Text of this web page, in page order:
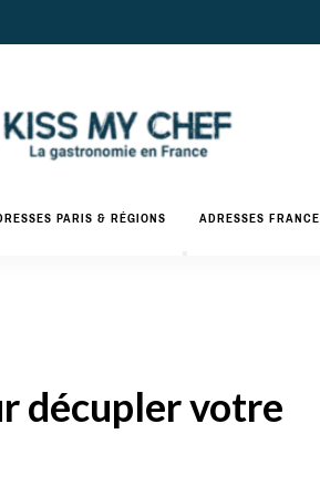
PARIS & RÉGIONS ADRESSES FRANCE
décupler votre